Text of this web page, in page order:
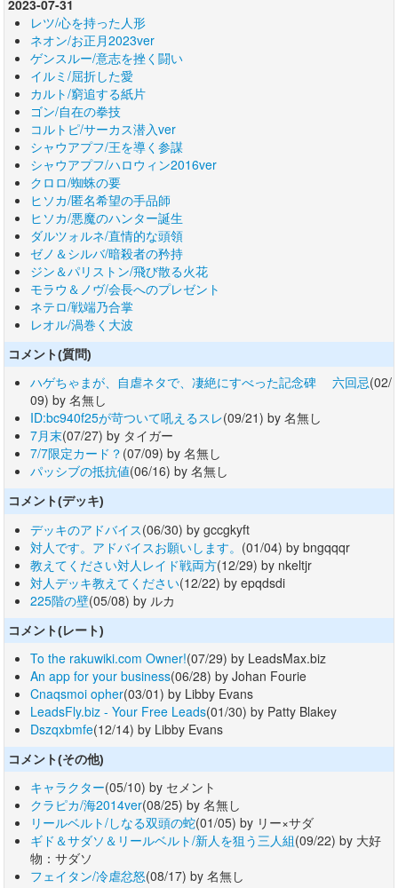
2023-07-31
レツ/心を持った人形
ネオン/お正月2023ver
ゲンスルー/意志を挫く闘い
イルミ/屈折した愛
カルト/窮追する紙片
ゴン/自在の拳技
コルトピ/サーカス潜入ver
シャウアプフ/王を導く参謀
シャウアプフ/ハロウィン2016ver
クロロ/蜘蛛の要
ヒソカ/匿名希望の手品師
ヒソカ/悪魔のハンター誕生
ダルツォルネ/直情的な頭領
ゼノ＆シルバ/暗殺者の矜持
ジン＆パリストン/飛び散る火花
モラウ＆ノヴ/会長へのプレゼント
ネテロ/戦端乃合掌
レオル/渦巻く大波
コメント(質問)
ハゲちゃまが、自虐ネタで、凄絶にすべった記念碑 六回忌(02/
09) by 名無し
ID:bc940f25が苛ついて吼えるスレ(09/21) by 名無し
7月末(07/27) by タイガー
7/7限定カード？ (07/09) by 名無し
パッシブの抵抗値(06/16) by 名無し
コメント(デッキ)
デッキのアドバイス(06/30) by gccgkyft
対人です。アドバイスお願いします。 (01/04) by bngqqqr
教えてください対人レイド戦両方(12/29) by nkeltjr
対人デッキ教えてください(12/22) by epqdsdi
225階の壁(05/08) by ルカ
コメント(レート)
To the rakuwiki.com Owner!(07/29) by LeadsMax.biz
An app for your business(06/28) by Johan Fourie
Cnaqsmoi opher(03/01) by Libby Evans
LeadsFly.biz - Your Free Leads(01/30) by Patty Blakey
Dszqxbmfe(12/14) by Libby Evans
コメント(その他)
キャラクター(05/10) by セメント
クラピカ/海2014ver(08/25) by 名無し
リールベルト/しなる双頭の蛇(01/05) by リー×サダ
ギド＆サダソ＆リールベルト/新人を狙う三人組(09/22) by 大好
物：サダソ
フェイタン/冷虐忿怒(08/17) by 名無し